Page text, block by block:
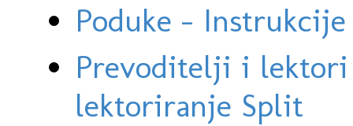
Poduke -
Prevoditelji i
lektoriranje Split